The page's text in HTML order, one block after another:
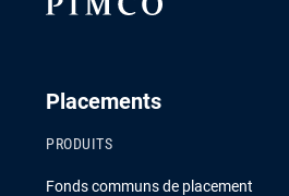
Placements
PRODUITS
Fonds communs de placement